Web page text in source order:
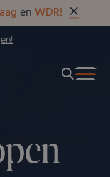
enWDR!